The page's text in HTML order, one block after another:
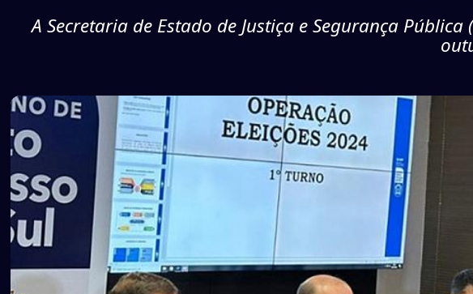
A Secretaria de Estado de Justiça e Segurança